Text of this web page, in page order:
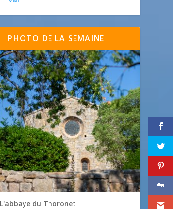
PHOTO DE LA SEMAINE
L'abbaye du Thoronet